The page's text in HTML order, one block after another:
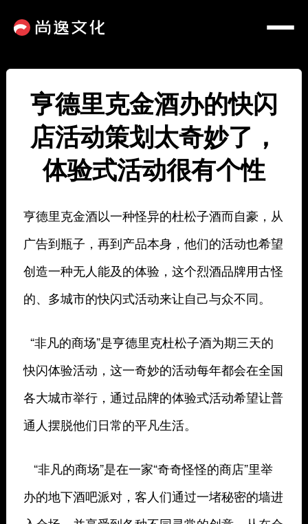
亨德里克金酒办的快闪
店活动策划太奇妙了，
体验式活动很有个性
亨德里克金酒以一种怪异的杜松子酒而自豪，从
广告到瓶子，再到产品本身，他们的活动也希望
创造一种无人能及的体验，这个烈酒品牌用古怪
的、多城市的快闪式活动来让自己与众不同。
“非凡的商场”是亨德里克杜松子酒为期三天的
快闪体验活动，这一奇妙的活动每年都会在全国
各大城市举行，通过品牌的体验式活动希望让普
通人摆脱他们日常的平凡生活。
“非凡的商场”是在一家“奇奇怪怪的商店”里举
办的地下酒吧派对，客人们通过一堵秘密的墙进